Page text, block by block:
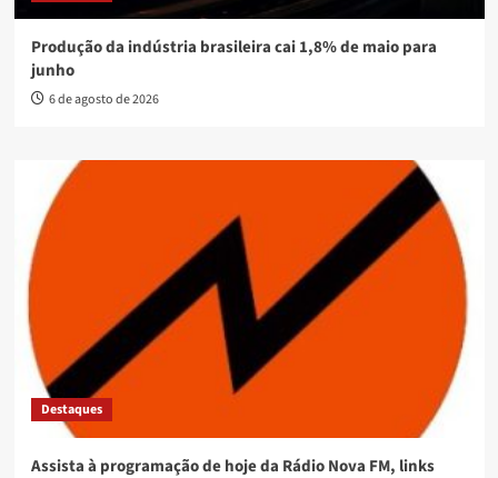
Produção da indústria brasileira cai 1,8% de maio para
junho
6 de agosto de 2026
Destaques
Assista à programação de hoje da Rádio Nova FM, links